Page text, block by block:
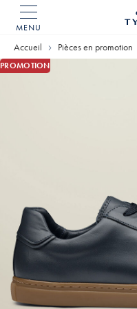
MENU
Tyrwhitt
Accueil Pièces en promotion
PROMOTION